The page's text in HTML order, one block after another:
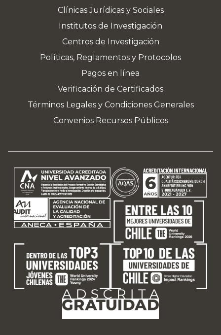
Clínicas Jurídicas y Sociales
Institutos de Investigación
Centros de Investigación
Políticas, Reglamentos y Protocolos
Pagos en línea
Verificación de Certificados
Términos Legales y Condiciones Generales
Convenios Recursos Públicos